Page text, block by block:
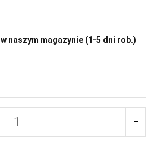
w naszym magazynie (1-5 dni rob.)